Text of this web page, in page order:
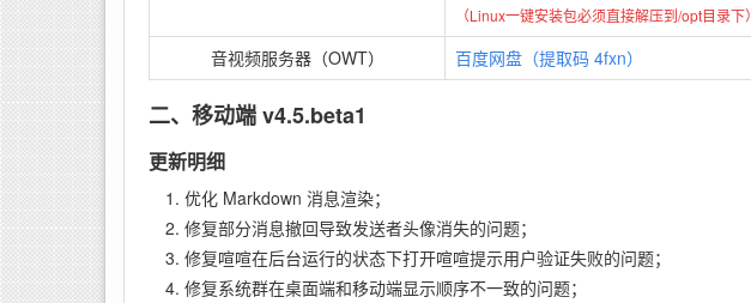
（Linux一键安装包必须直接解压到/opt目录下）
音视频服务器（OWT） 百度网盘（提取码 4fxn）
二、移动端 v4.5.beta1
更新明细
优化 Markdown 消息渲染；
修复部分消息撤回导致发送者头像消失的问题；
修复喧喧在后台运行的状态下打开喧喧提示用户验证失败的问题；
修复系统群在桌面端和移动端显示顺序不一致的问题；